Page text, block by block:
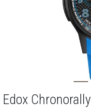
Edox Chronorally